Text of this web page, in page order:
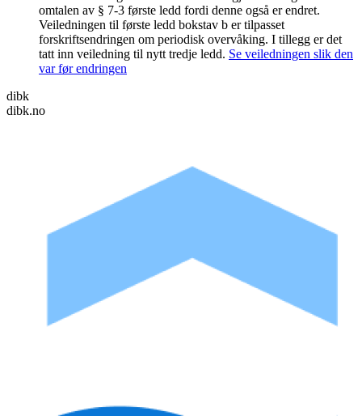
omtalen av § 7-3 første ledd fordi denne også er endret.
Veiledningen til første ledd bokstav b er tilpasset
forskriftsendringen om periodisk overvåking. I tillegg er det
tatt inn veiledning til nytt tredje ledd. Se veiledningen slik den
var før endringen
dibk
dibk.no